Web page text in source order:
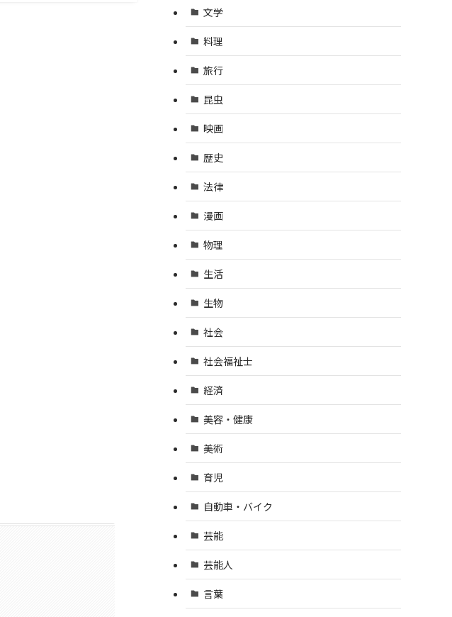
文学
料理
旅行
昆虫
映画
歴史
法律
漫画
物理
生活
生物
社会
社会福祉士
経済
美容・健康
美術
育児
自動車・バイク
芸能
芸能人
言葉